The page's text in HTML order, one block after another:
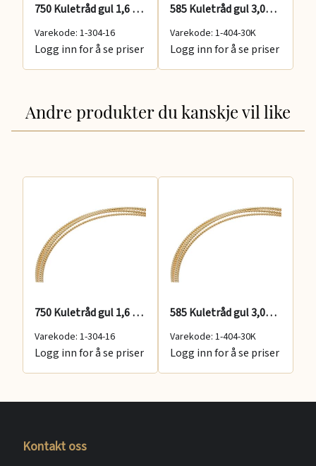
750 Kuletråd gul 1,6 mm
Varekode: 1-304-16
Logg inn for å se priser
585 Kuletråd gul 3,00 mm
Varekode: 1-404-30K
Logg inn for å se priser
Andre produkter du kanskje vil like
750 Kuletråd gul 1,6 mm
Varekode: 1-304-16
Logg inn for å se priser
585 Kuletråd gul 3,00 mm
Varekode: 1-404-30K
Logg inn for å se priser
Kontakt oss